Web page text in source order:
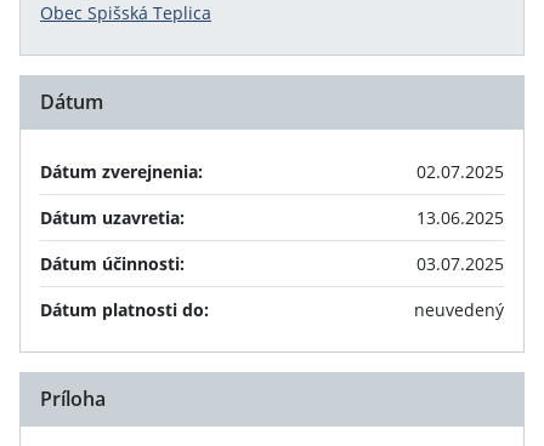
Obec Spišská Teplica
Dátum
Dátum zverejnenia:
02.07.2025
Dátum uzavretia:
13.06.2025
Dátum účinnosti:
03.07.2025
Dátum platnosti do:
neuvedený
Príloha